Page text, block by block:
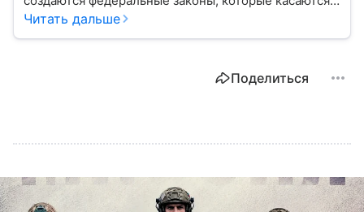
жизни каждого гражданина: от образования и
Читать дальше
Поделиться